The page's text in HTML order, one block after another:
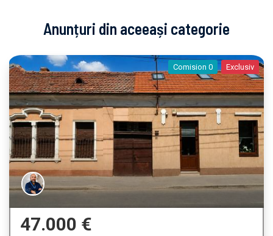
Anunțuri din aceeași categorie
Comision 0 Exclusiv
47.000 €